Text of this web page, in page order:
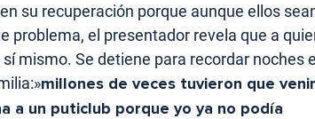
su recuperación porque aunque ellos
problema, el presentador revela que a
mismo. Se detiene para recordar noches
millones de veces tuvieron que
a un puticlub porque yo ya no podía